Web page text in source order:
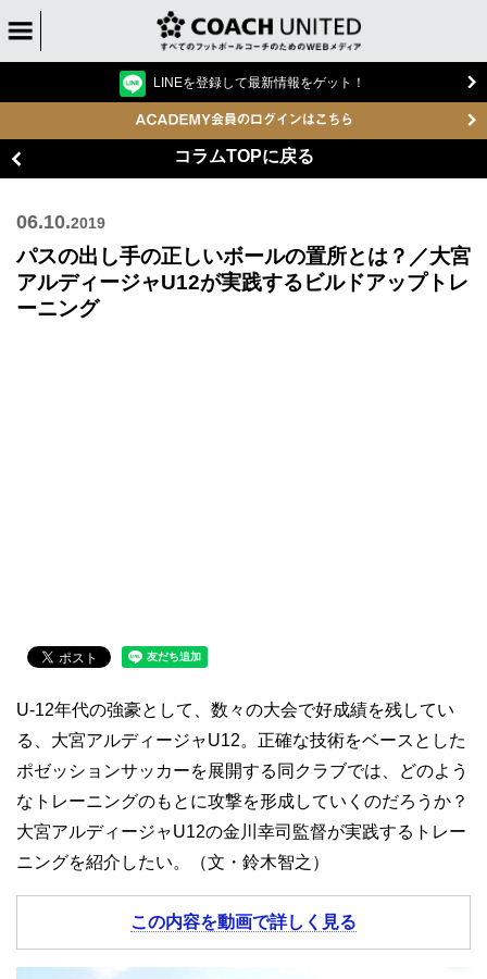
LINEを登録して最新情報をゲット！
コラムTOPに戻る
06.10.2019
パスの出し手の正しいボールの置所とは？／大宮
アルディージャU12が実践するビルドアップトレ
ーニング
U-12年代の強豪として、数々の大会で好成績を残してい
る、大宮アルディージャU12。正確な技術をベースとした
ポゼッションサッカーを展開する同クラブでは、どのよう
なトレーニングのもとに攻撃を形成していくのだろうか？
大宮アルディージャU12の金川幸司監督が実践するトレー
ニングを紹介したい。（文・鈴木智之）
この内容を動画で詳しく見る